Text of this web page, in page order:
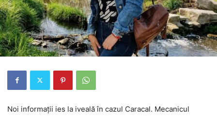
Noi informații ies la iveală în cazul Caracal. Mecanicul